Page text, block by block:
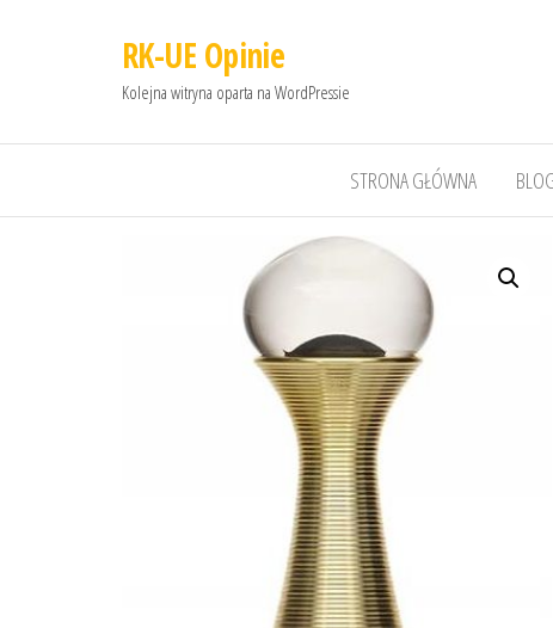
RK-UE Opinie
Kolejna witryna oparta na WordPressie
STRONA GŁÓWNA